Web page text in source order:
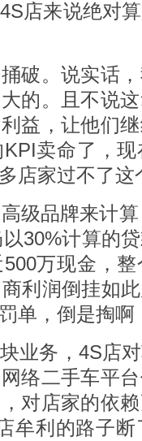
店来说绝对
破。说实话
的。且不说
益，让他们
卖命了，
店家过不了这
级品牌来计
30%计算的
万现金，
利润倒挂如
单，倒是掏啊
业务，4S店
络二手车平
对店家的依
牟利的路子